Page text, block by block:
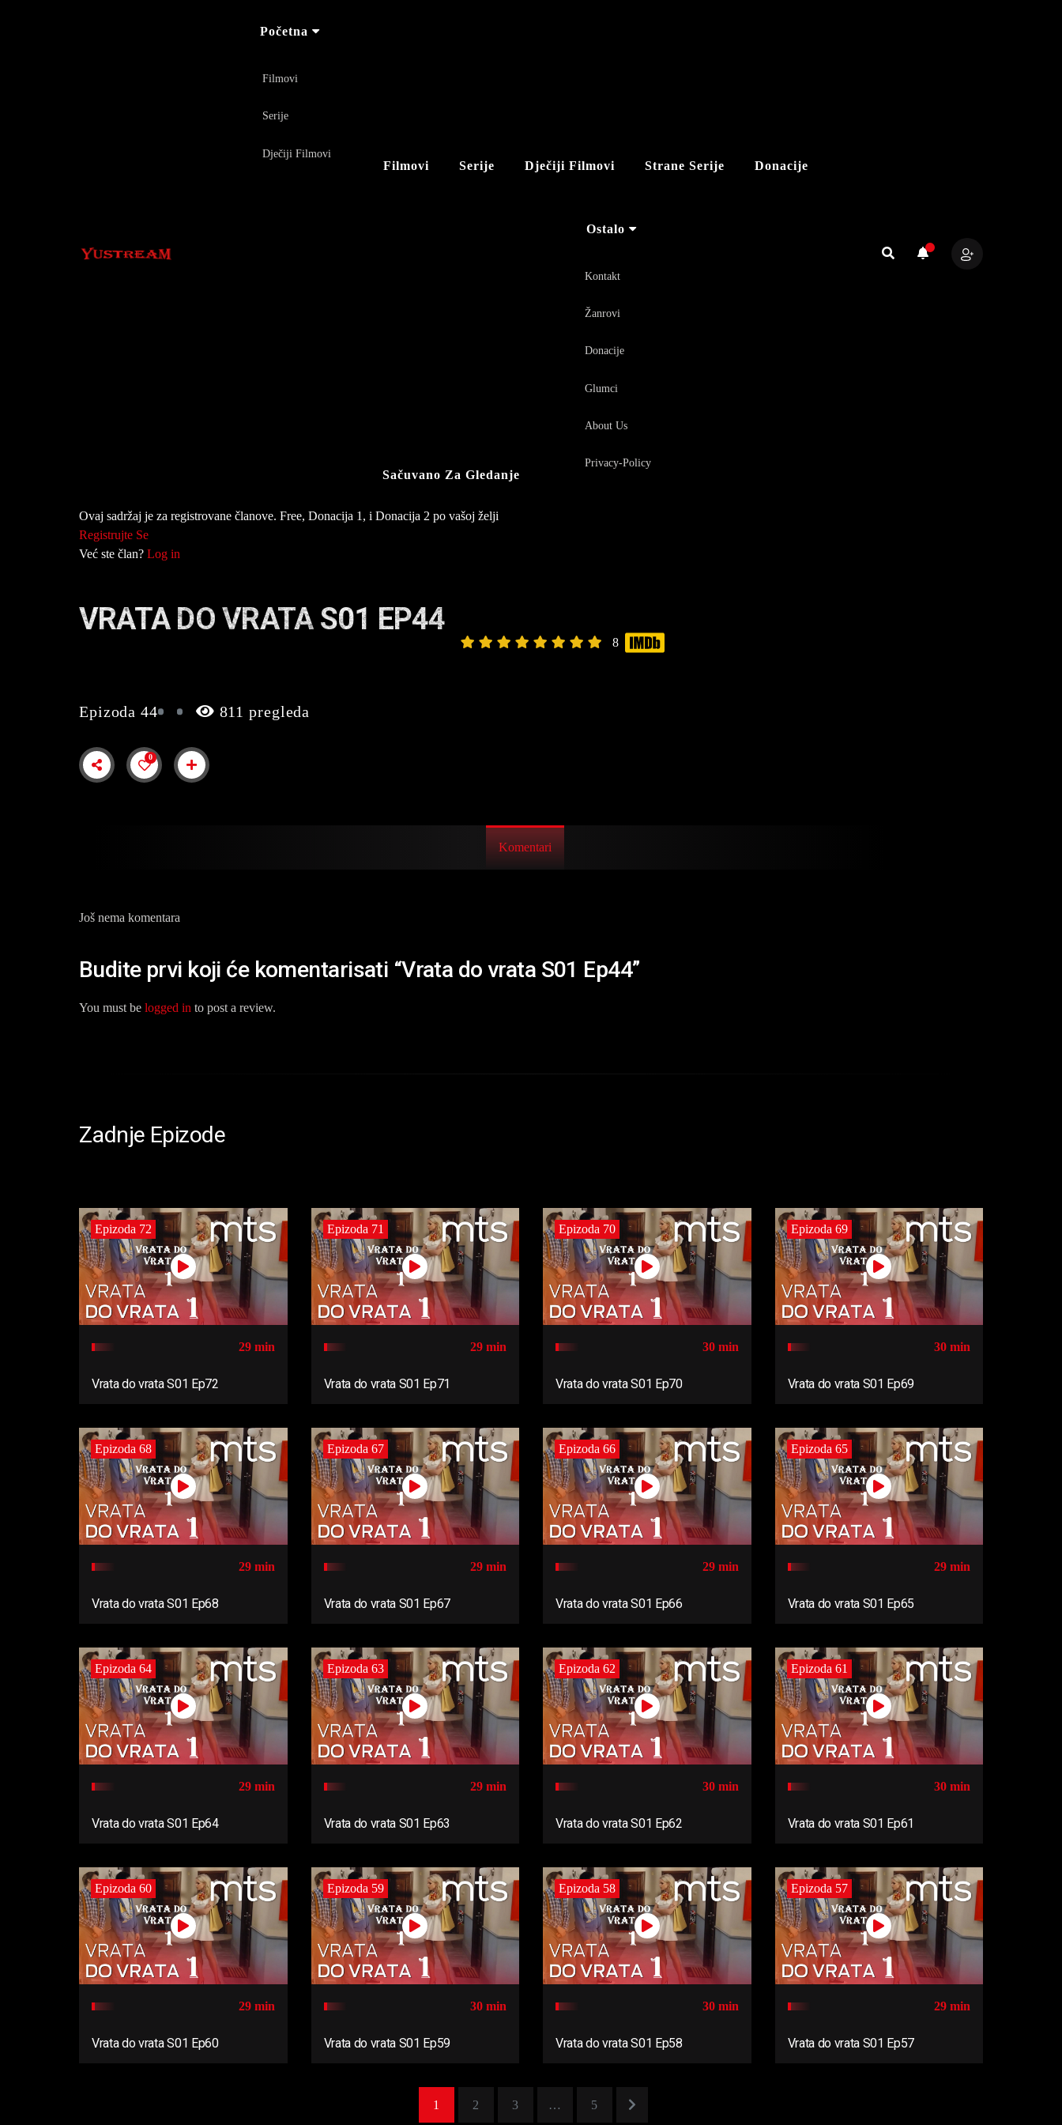
Početna
Filmovi
Serije
Dječiji Filmovi
Filmovi Serije Dječiji Filmovi Strane Serije Donacije
Sačuvano Za Gledanje
Ostalo
Kontakt
Žanrovi
Donacije
Glumci
About Us
Privacy-Policy
Ovaj sadržaj je za registrovane članove. Free, Donacija 1, i Donacija 2 po vašoj želji
Registrujte Se
Već ste član? Log in
VRATA DO VRATA S01 EP44
8
Epizoda 44 811 pregleda
0
Komentari
Još nema komentara
Budite prvi koji će komentarisati “Vrata do vrata S01 Ep44”
You must be logged in to post a review.
Zadnje Epizode
Epizoda 72
29 min
Vrata do vrata S01 Ep72
Epizoda 71
29 min
Vrata do vrata S01 Ep71
Epizoda 70
30 min
Vrata do vrata S01 Ep70
Epizoda 69
30 min
Vrata do vrata S01 Ep69
Epizoda 68
29 min
Vrata do vrata S01 Ep68
Epizoda 67
29 min
Vrata do vrata S01 Ep67
Epizoda 66
29 min
Vrata do vrata S01 Ep66
Epizoda 65
29 min
Vrata do vrata S01 Ep65
Epizoda 64
29 min
Vrata do vrata S01 Ep64
Epizoda 63
29 min
Vrata do vrata S01 Ep63
Epizoda 62
30 min
Vrata do vrata S01 Ep62
Epizoda 61
30 min
Vrata do vrata S01 Ep61
Epizoda 60
29 min
Vrata do vrata S01 Ep60
Epizoda 59
30 min
Vrata do vrata S01 Ep59
Epizoda 58
30 min
Vrata do vrata S01 Ep58
Epizoda 57
29 min
Vrata do vrata S01 Ep57
1 2 3 … 5